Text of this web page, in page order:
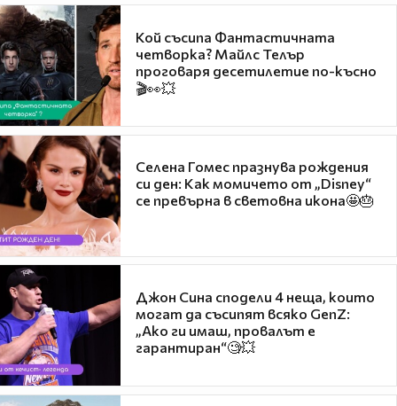
Кой съсипа Фантастичната
четворка? Майлс Телър
проговаря десетилетие по-късно
🎬👀💥
Селена Гомес празнува рождения
си ден: Как момичето от „Disney“
се превърна в световна икона🤩🎂
Джон Сина сподели 4 неща, които
могат да съсипят всяко GenZ:
„Ако ги имаш, провалът е
гарантиран“🧐💥